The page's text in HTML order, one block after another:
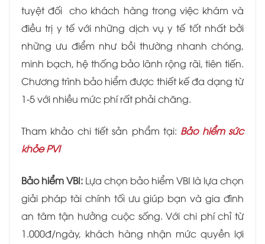
tuyệt đối cho khách hàng trong việc khám và
điều trị y tế với những dịch vụ y tế tốt nhất bởi
những ưu điểm như bồi thường nhanh chóng,
minh bạch, hệ thống bảo lãnh rộng rãi, tiên tiến.
Chương trình bảo hiểm được thiết kế đa dạng từ
1-5 với nhiều mức phí rất phải chăng.
Tham khảo chi tiết sản phẩm tại: Bảo hiểm sức
khỏe PVI
Bảo hiểm VBI: Lựa chọn bảo hiểm VBI là lựa chọn
giải pháp tài chính tối ưu giúp bạn và gia đình
an tâm tận hưởng cuộc sống. Với chi phí chỉ từ
1.000đ/ngày, khách hàng nhận mức quyền lợi